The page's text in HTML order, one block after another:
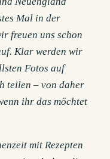
Mal in der
freuen uns schon
Klar werden wir
Fotos auf
teilen – von daher
ihr das möchtet
mit Rezepten